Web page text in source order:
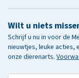
Wilt u niets
Schrijf u nu in voor de
nieuwtjes, leuke acties,
onze dierenarts.